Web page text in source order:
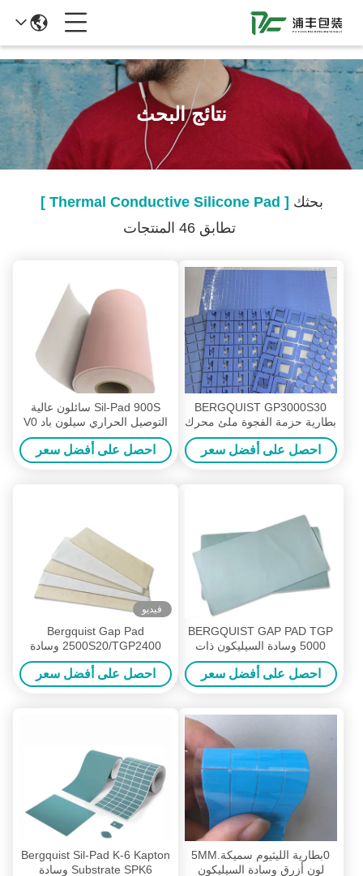
نتائج البحث
بحثك [ Thermal Conductive Silicone Pad ]
تطابق 46 المنتجات
BERGQUIST GP3000S30
بطارية حزمة الفجوة ملئ محرك
الحرارة سليكون باد 3.0W / M-K
احصل على أفضل سعر
Sil-Pad 900S سائلون عالية
التوصيل الحراري سيلون باد V0
صفيحة السيليكون العازلة
احصل على أفضل سعر
BERGQUIST GAP PAD TGP
5000 وسادة السيليكون ذات
التوصيل الحراري العالي
احصل على أفضل سعر
فيديو
Bergquist Gap Pad
2500S20/TGP2400 وسادة
السيليكون الموصلة الحرارية
احصل على أفضل سعر
0بطارية الليثيوم سميكة.5MM
لون أزرق وسادة السيليكون
Bergquist Sil-Pad K-6 Kapton
Substrate SPK6 وسادة